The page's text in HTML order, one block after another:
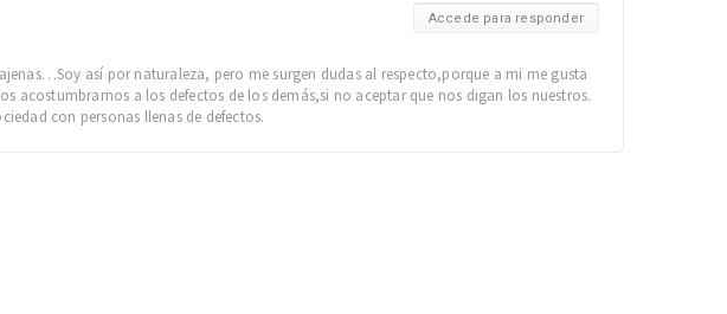
Accede para responder
así por naturaleza, pero me surgen dudas al respecto,porque a mi me gusta
acostumbrarnos a los defectos de los demás,si no aceptar que nos digan los nuestros.
con personas llenas de defectos.